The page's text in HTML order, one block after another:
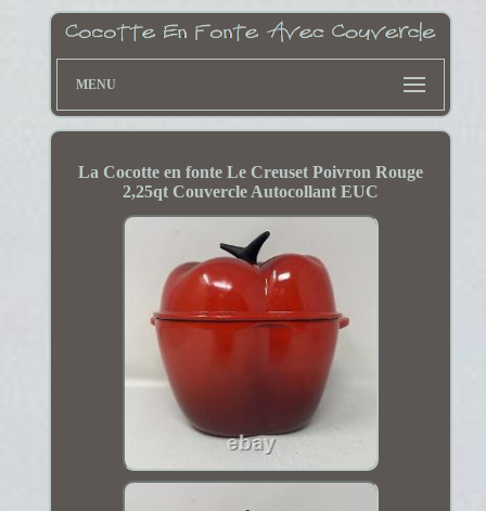
MENU
La Cocotte en fonte Le Creuset Poivron Rouge
2,25qt Couvercle Autocollant EUC